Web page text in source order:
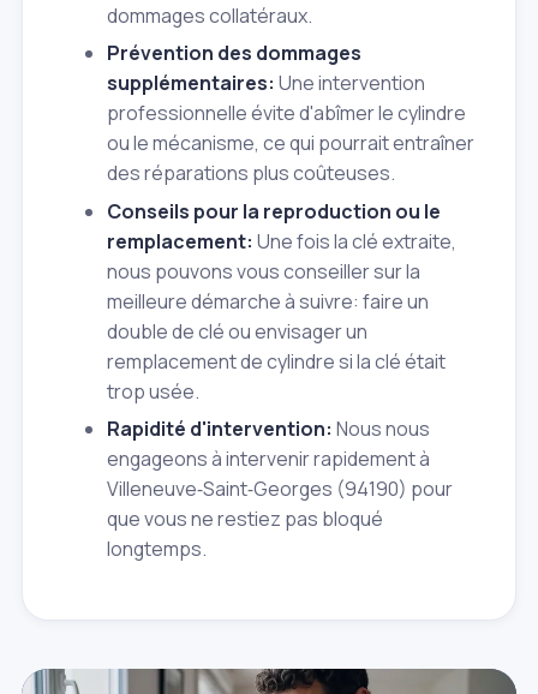
dommages collatéraux.
Prévention des dommages
supplémentaires: Une intervention
professionnelle évite d'abîmer le cylindre
ou le mécanisme, ce qui pourrait entraîner
des réparations plus coûteuses.
Conseils pour la reproduction ou le
remplacement: Une fois la clé extraite,
nous pouvons vous conseiller sur la
meilleure démarche à suivre: faire un
double de clé ou envisager un
remplacement de cylindre si la clé était
trop usée.
Rapidité d'intervention: Nous nous
engageons à intervenir rapidement à
Villeneuve‑Saint‑Georges (94190) pour
que vous ne restiez pas bloqué
longtemps.